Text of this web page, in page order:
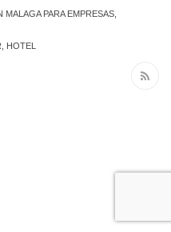
PARA EMPRESAS,
HOTEL